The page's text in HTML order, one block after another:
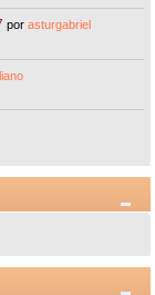
porasturgabriel